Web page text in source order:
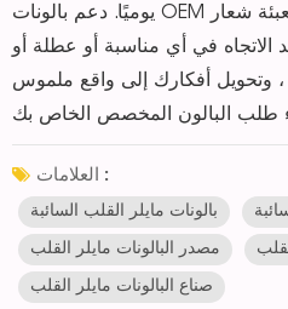
يوميًا. دعم بالونات OEM المخصصة وخدمة تعبئة شعار OEM ،
الاتجاه في أي مناسبة أو عطلة أو
العلامات :
بالونات مايلر القلب السائبة
مصدر البالونات مايلر القلب
صناع البالونات مايلر القلب